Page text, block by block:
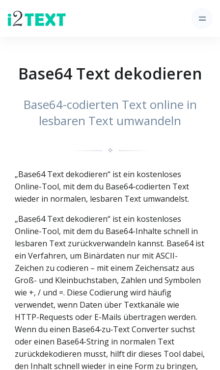
Base64 Text dekodieren
Base64-codierten Text online in
lesbaren Text umwandeln
✧
„Base64 Text dekodieren“ ist ein kostenloses
Online-Tool, mit dem du Base64-codierten Text
wieder in normalen, lesbaren Text umwandelst.
„Base64 Text dekodieren“ ist ein kostenloses
Online-Tool, mit dem du Base64-Inhalte schnell in
lesbaren Text zurückverwandeln kannst. Base64 ist
ein Verfahren, um Binärdaten nur mit ASCII-
Zeichen zu codieren – mit einem Zeichensatz aus
Groß- und Kleinbuchstaben, Zahlen und Symbolen
wie +, / und =. Diese Codierung wird häufig
verwendet, wenn Daten über Textkanäle wie
HTTP-Requests oder E-Mails übertragen werden.
Wenn du einen Base64‑zu‑Text Converter suchst
oder einen Base64-String in normalen Text
zurückdekodieren musst, hilft dir dieses Tool dabei,
den Inhalt schnell wieder in eine Form zu bringen,